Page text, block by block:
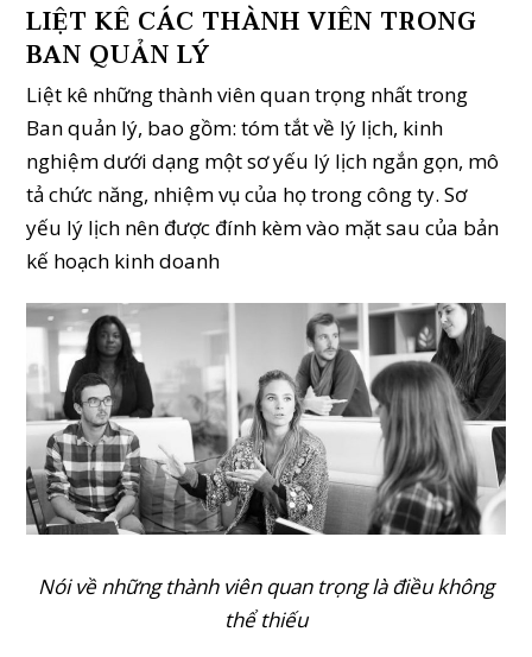
LIỆT KÊ CÁC THÀNH VIÊN TRONG
BAN QUẢN LÝ
Liệt kê những thành viên quan trọng nhất trong
Ban quản lý, bao gồm: tóm tắt về lý lịch, kinh
nghiệm dưới dạng một sơ yếu lý lịch ngắn gọn, mô
tả chức năng, nhiệm vụ của họ trong công ty. Sơ
yếu lý lịch nên được đính kèm vào mặt sau của bản
kế hoạch kinh doanh
Nói về những thành viên quan trọng là điều không
thể thiếu